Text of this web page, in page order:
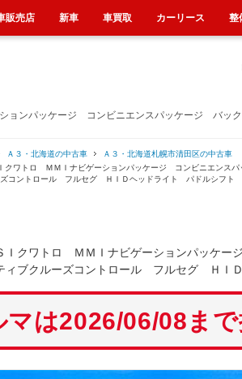
ョンパッケージ コンビニエンスパッケージ バッ
Ａ３・北海道の中古車
Ａ３・北海道札幌市清田区の中古車
クワトロ ＭＭＩナビゲーションパッケージ コンビニエンス
コントロール フルセグ ＨＩＤヘッドライト パドルシフト
Ｉクワトロ ＭＭＩナビゲーションパッ
ィブクルーズコントロール フルセグ ＨＩ
マは2026/06/08ま
販売店 新車 車買取 カーリース 整